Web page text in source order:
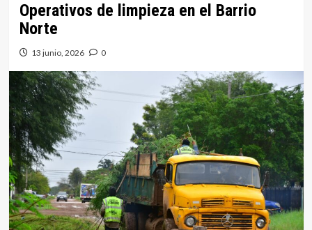
Operativos de limpieza en el Barrio
Norte
13 junio, 2026 0